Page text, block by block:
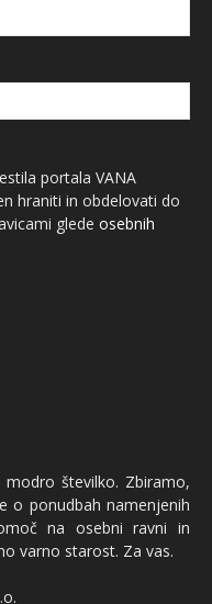
portala VANA
hraniti in obdelovati do
glede osebnih
številko. Zbiramo,
o ponudbah namenjenih
na osebni ravni in
varno starost. Za vas.